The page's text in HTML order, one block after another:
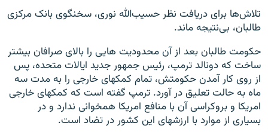
تلاش‌ها برای دریافت نظر حسیب‌الله نوری، سخنگوی بانک مرکزی
طالبان، بی‌نتیجه ماند.
حکومت طالبان بعد از آن محدودیت هایی را بالای صرافان بیشتر
ساخت که دونالد ترمپ، رئیس جمهور جدید ایالات متحده، پس
از روی کار آمدن حکومتش، تمام کمکهای خارجی را به مدت سه
ماه به حالت تعلیق در آورد. ترمپ گفته است که کمکهای خارجی
امریکا و بروکراسی آن با منافع امریکا همخوانی ندارد و در
بسیاری از موارد با ارزشهای این کشور در تضاد است.